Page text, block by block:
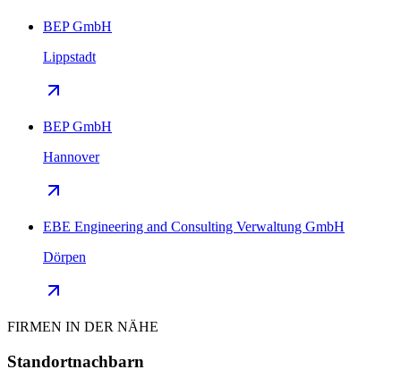
BEP GmbH
Lippstadt
BEP GmbH
Hannover
EBE Engineering and Consulting Verwaltung GmbH
Dörpen
FIRMEN IN DER NÄHE
Standortnachbarn